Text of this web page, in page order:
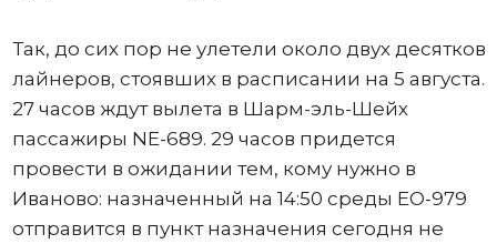
Так, до сих пор не улетели около двух десятков
лайнеров, стоявших в расписании на 5 августа.
27 часов ждут вылета в Шарм-эль-Шейх
пассажиры NE-689. 29 часов придется
провести в ожидании тем, кому нужно в
Иваново: назначенный на 14:50 среды ЕО-979
отправится в пункт назначения сегодня не